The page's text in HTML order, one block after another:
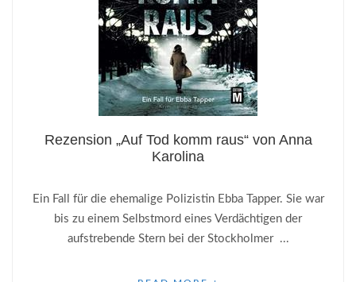
Rezension „Auf Tod komm raus“ von Anna
Karolina
Ein Fall für die ehemalige Polizistin Ebba Tapper. Sie war
bis zu einem Selbstmord eines Verdächtigen der
aufstrebende Stern bei der Stockholmer ...